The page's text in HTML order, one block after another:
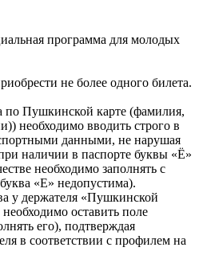
программа для молодых
не более одного билета.
по Пушкинской карте (фамилия,
необходимо вводить строго в
данными, не нарушая
наличии в паспорте буквы «Ё»
необходимо заполнять с
«Е» недопустима).
у держателя «Пушкинской
оставить поле
его), подтверждая
в соответствии с профилем на